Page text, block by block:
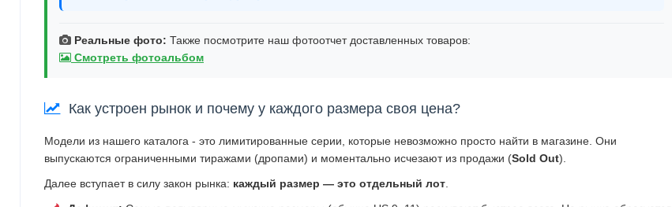
Реальные фото: Также посмотрите наш фотоотчет доставленных товаров:
Смотреть фотоальбом
Как устроен рынок и почему у каждого размера своя цена?
Модели из нашего каталога - это лимитированные серии, которые невозможно просто найти в магазине. Они
выпускаются ограниченными тиражами (дропами) и моментально исчезают из продажи (Sold Out).
Далее вступает в силу закон рынка: каждый размер — это отдельный лот